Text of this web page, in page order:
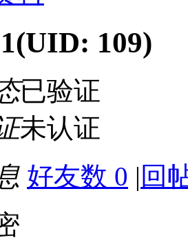
(UID: 109)
已验证
未认证
好友数 0 | 回